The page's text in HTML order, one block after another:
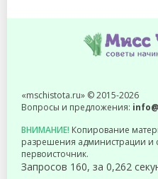
«mschistota.ru» © 2015-2026
Вопросы и предложения:
ВНИМАНИЕ! Копирование
разрешения администрации и
первоисточник.
Запросов 160, за 0,262